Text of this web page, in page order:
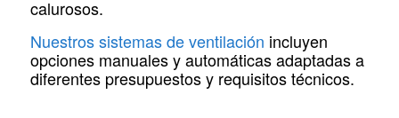
calurosos.
Nuestros sistemas de ventilación incluyen
opciones manuales y automáticas adaptadas a
diferentes presupuestos y requisitos técnicos.